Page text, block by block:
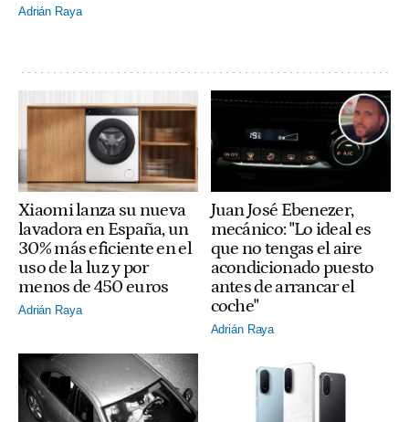
Adrián Raya
Xiaomi lanza su nueva
lavadora en España, un
30% más eficiente en el
uso de la luz y por
menos de 450 euros
Adrián Raya
Juan José Ebenezer,
mecánico: "Lo ideal es
que no tengas el aire
acondicionado puesto
antes de arrancar el
coche"
Adrián Raya